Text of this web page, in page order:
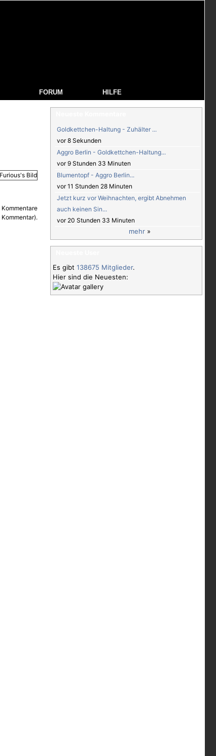
FORUM HILFE
Goldkettchen-Haltung - Zuhälter ...
vor 8 Sekunden
Aggro Berlin - Goldkettchen-Haltung...
vor 9 Stunden 33 Minuten
Blumentopf - Aggro Berlin...
vor 11 Stunden 28 Minuten
Jetzt kurz vor Weihnachten, ergibt Abnehmen
auch keinen Sin...
vor 20 Stunden 33 Minuten
mehr »
Es gibt 138675 Mitglieder.
Hier sind die Neuesten: